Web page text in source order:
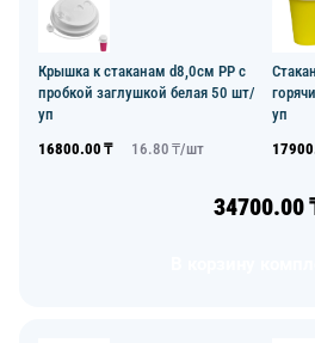
Крышка к стаканам d8,0см PP с
пробкой заглушкой белая 50 шт/
уп
16800.00 ₸ 16.80 ₸/шт
уп
34700.00